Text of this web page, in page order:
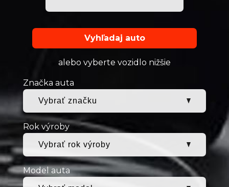
Vyhľadaj auto
alebo vyberte vozidlo nižšie
Značka auta
Rok výroby
Model auta